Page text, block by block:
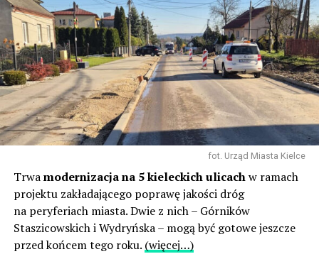
fot. Urząd Miasta Kielce
Trwamodernizacja na 5 kieleckich ulicachw ramach
projektu zakładającego poprawę jakości dróg
na peryferiach miasta. Dwie z nich – Górników
Staszicowskich i Wydryńska – mogą być gotowe jeszcze
przed końcem tego roku. (więcej…)